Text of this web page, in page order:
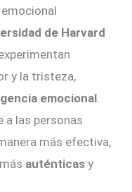
de Harvard
y la tristeza,
emocional
a las personas
más efectiva,
auténticas y